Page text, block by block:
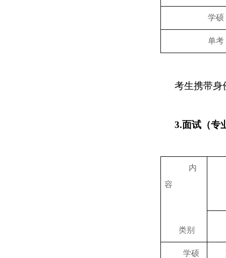
学硕
单考
考生携带身
3.面试（专
内
容
类别
学硕